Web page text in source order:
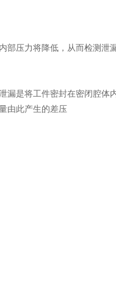
部压力将降低，从而检测泄
是将工件密封在密闭腔体
由此产生的差压